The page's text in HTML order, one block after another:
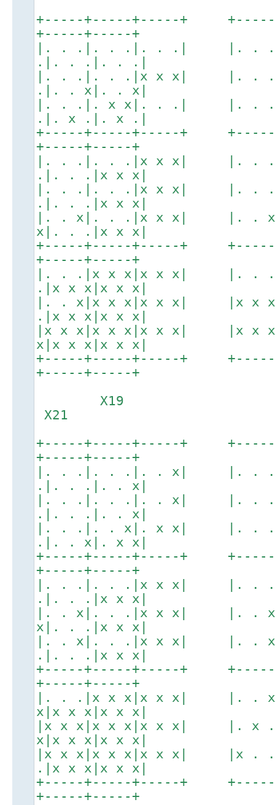
+-----+-----+-----+
+-----+-----+
|. . .|. . .|. . .| |. .
.|. . .|. . .|
|. . .|. . .|x x x| |. .
.|. . x|. . x|
|. . .|. x x|. . .| |. .
.|. x .|. x .|
+-----+-----+-----+
+-----+-----+
|. . .|. . .|x x x| |. .
.|. . .|x x x|
|. . .|. . .|x x x| |. .
.|. . .|x x x|
|. . x|. . .|x x x| |. .
x|. . .|x x x|
+-----+-----+-----+
+-----+-----+
|. . .|x x x|x x x| |. .
.|x x x|x x x|
|. . x|x x x|x x x| |x x
.|x x x|x x x|
|x x x|x x x|x x x| |x x
x|x x x|x x x|
+-----+-----+-----+
+-----+-----+
X19
X21
+-----+-----+-----+
+-----+-----+
|. . .|. . .|. . x| |. .
.|. . .|. . x|
|. . .|. . .|. . x| |. .
.|. . .|. . x|
|. . .|. . x|. x x| |. .
.|. . x|. x x|
+-----+-----+-----+
+-----+-----+
|. . .|. . .|x x x| |. .
.|. . .|x x x|
|. . x|. . .|x x x| |. .
x|. . .|x x x|
|. . x|. . .|x x x| |. .
.|. . .|x x x|
+-----+-----+-----+
+-----+-----+
|. . .|x x x|x x x| |. .
x|x x x|x x x|
|x x x|x x x|x x x| |.
x|x x x|x x x|
|x x x|x x x|x x x| |x
.|x x x|x x x|
+-----+-----+-----+
+-----+-----+